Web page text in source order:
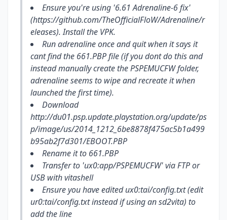
Ensure you're using '6.61 Adrenaline-6 fix'
(https://github.com/TheOfficialFloW/Adrenaline/r
eleases). Install the VPK.
Run adrenaline once and quit when it says it
cant find the 661.PBP file (if you dont do this and
instead manually create the PSPEMUCFW folder,
adrenaline seems to wipe and recreate it when
launched the first time).
Download
http://du01.psp.update.playstation.org/update/ps
p/image/us/2014_1212_6be8878f475ac5b1a499
b95ab2f7d301/EBOOT.PBP
Rename it to 661.PBP
Transfer to 'ux0:app/PSPEMUCFW' via FTP or
USB with vitashell
Ensure you have edited ux0:tai/config.txt (edit
ur0:tai/config.txt instead if using an sd2vita) to
add the line